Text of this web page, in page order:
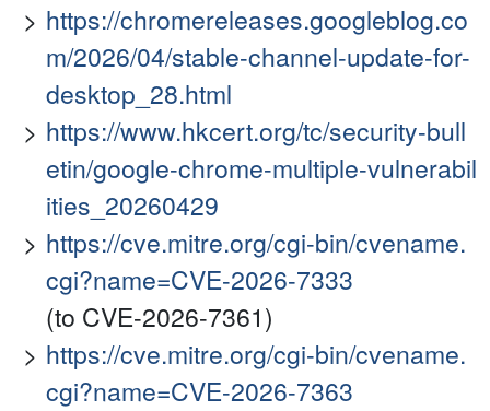
https://chromereleases.googleblog.co
m/2026/04/stable-channel-update-for-
desktop_28.html
https://www.hkcert.org/tc/security-bull
etin/google-chrome-multiple-vulnerabil
ities_20260429
https://cve.mitre.org/cgi-bin/cvename.
cgi?name=CVE-2026-7333
(to CVE-2026-7361)
https://cve.mitre.org/cgi-bin/cvename.
cgi?name=CVE-2026-7363